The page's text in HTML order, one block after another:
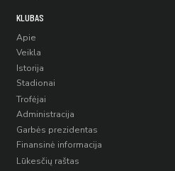
KLUBAS
Apie
Veikla
Istorija
Stadionai
Trofėjai
Administracija
Garbės prezidentas
Finansinė informacija
Lūkesčių raštas